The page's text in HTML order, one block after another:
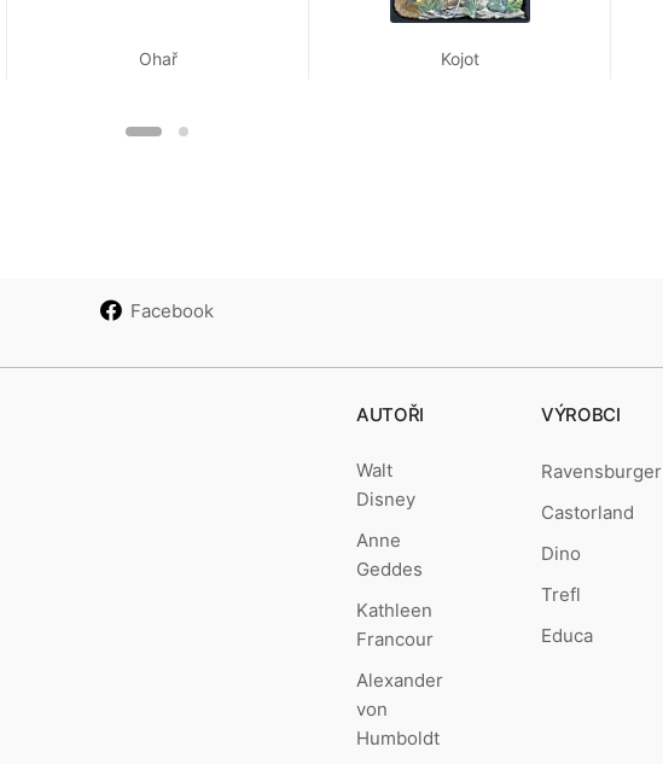
Ohař Kojot
Facebook
AUTOŘI
Walt
Disney
Anne
Geddes
Kathleen
Francour
Alexander
von
Humboldt
VÝROBCI
Ravensburger
Castorland
Dino
Trefl
Educa